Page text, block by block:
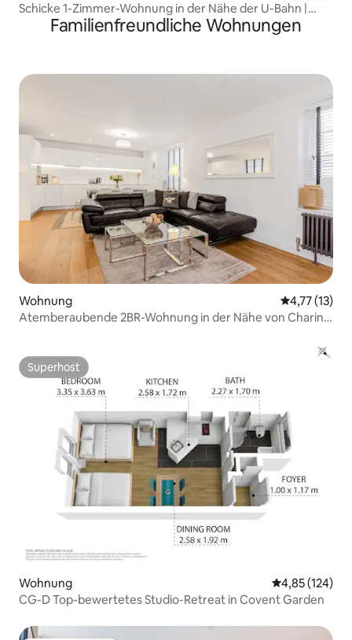
Schicke 1-Zimmer-Wohnung in der Nähe der U-Bahn |
Privater Whirlpool
Familienfreundliche Wohnungen
Wohnung
4,77 (13)
Atemberaubende 2BR-Wohnung in der Nähe von Charing
Superhost
Superhost
Wohnung
4,85 (124)
CG-D Top-bewertetes Studio-Retreat in Covent Garden